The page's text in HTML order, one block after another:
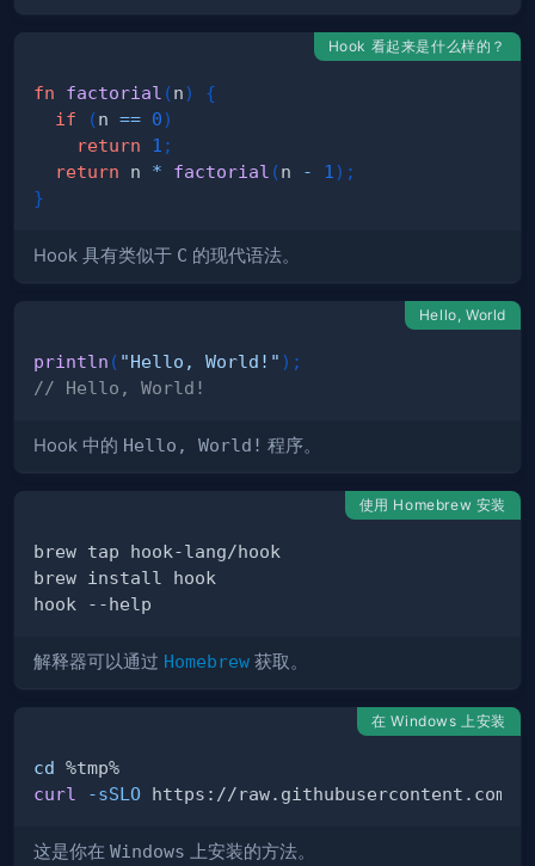
Hook 看起来是什么样的？
fn factorial (n)
{
if
(n == 0)
return
1 ;
return n * factorial (n - 1 ) ;
}
Hook 具有类似于 C 的现代语法。
Hello, World
println ( "Hello, World!" ) ;
// Hello, World!
Hook 中的 Hello, World! 程序。
使用 Homebrew 安装
解释器可以通过 Homebrew 获取。
在 Windows 上安装
cd
curl
-sSLO https://
这是你在 Windows 上安装的方法。